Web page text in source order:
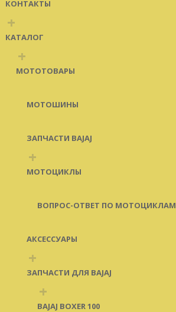
КОНТАКТЫ
+
КАТАЛОГ
+
МОТОТОВАРЫ
МОТОШИНЫ
ЗАПЧАСТИ BAJAJ
+
МОТОЦИКЛЫ
ВОПРОС-ОТВЕТ ПО МОТОЦИКЛАМ
АКСЕССУАРЫ
+
ЗАПЧАСТИ ДЛЯ BAJAJ
+
BAJAJ BOXER 100